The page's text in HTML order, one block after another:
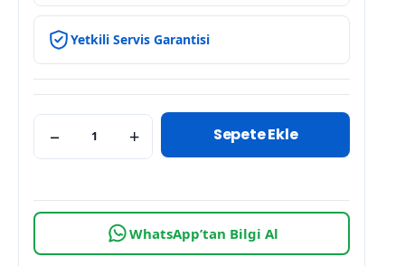
Yetkili Servis Garantisi
− + Sepete Ekle
WhatsApp’tan Bilgi Al